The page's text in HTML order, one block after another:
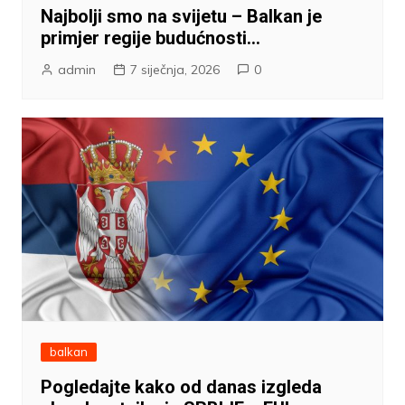
Najbolji smo na svijetu – Balkan je
primjer regije budućnosti…
admin 7 siječnja, 2026 0
balkan
Pogledajte kako od danas izgleda